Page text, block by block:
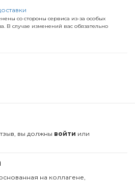
со стороны сервиса из-за особых
В случае изменений вас обязательно
вы должны войти или
на коллагене,